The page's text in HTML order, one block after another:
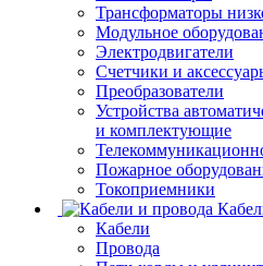
Трансформаторы
Модульное
Электродвигатели
Счетчики и
Преобразователи
Устройства
и комплектующие
Пожарное
Токоприемники
Кабели
Провода